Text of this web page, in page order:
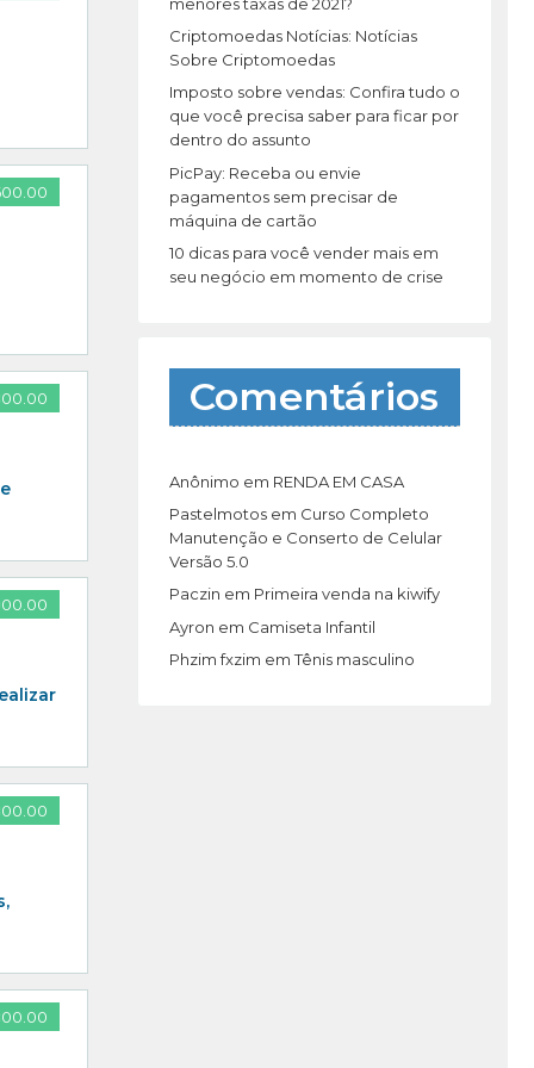
:
Criptomoedas Notícias: Notícias
Sobre Criptomoedas
Imposto sobre vendas: Confira tudo o
que você precisa saber para ficar por
dentro do assunto
PicPay: Receba ou envie
pagamentos sem precisar de
máquina de cartão
10 dicas para você vender mais em
seu negócio em momento de crise
Comentários
Anônimo em RENDA EM CASA
Pastelmotosem Curso Completo
Manutenção e Conserto de Celular
Versão 5.0
Paczin em Primeira venda na kiwify
Ayron em Camiseta Infantil
Phzim fxzim emTênis masculino